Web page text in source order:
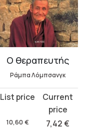
Ο θεραπευτής
Ράμπα Λόμπσανγκ
10,60 €
Original
was:
7,42€
Current